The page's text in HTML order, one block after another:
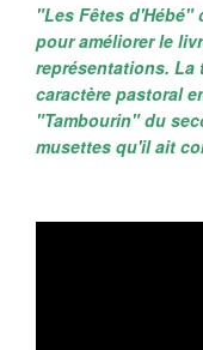
"Les Fêtes d'Hébé"
pour améliorer le
représentations. La
caractère pastoral
"Tambourin" du
musettes qu'il ait